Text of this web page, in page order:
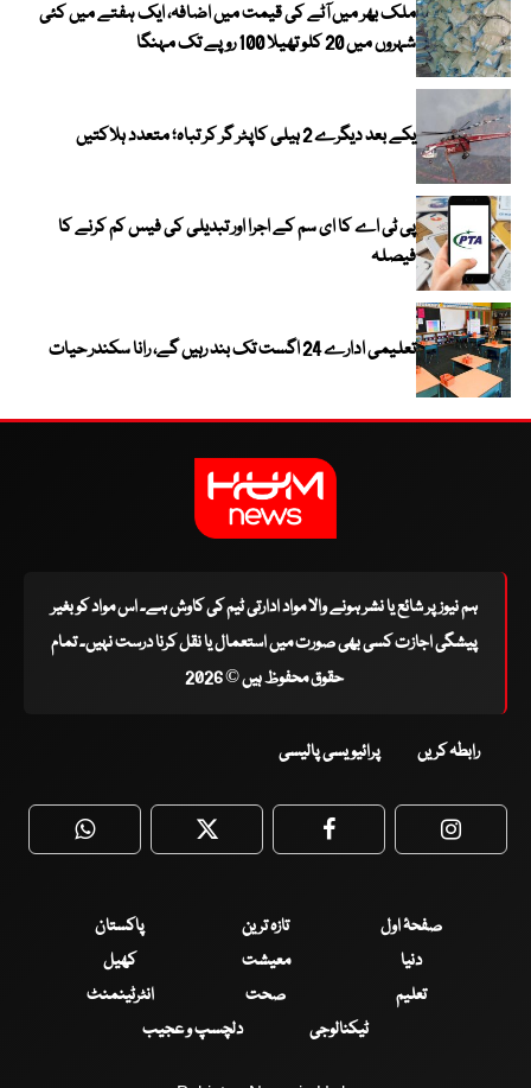
ملک بھر میں آٹے کی قیمت میں اضافہ، ایک ہفتے میں کئی
شہروں میں 20 کلو تھیلا 100 روپے تک مہنگا
یکے بعد دیگرے 2 ہیلی کاپٹر گر کر تباہ؛ متعدد ہلاکتیں
پی ٹی اے کا ای سم کے اجرا اور تبدیلی کی فیس کم کرنے کا
فیصلہ
تعلیمی ادارے 24 اگست تک بند رہیں گے، رانا سکندر حیات
ہم نیوز پر شائع یا نشر ہونے والا مواد ادارتی ٹیم کی کاوش ہے۔ اس مواد کو بغیر
پیشگی اجازت کسی بھی صورت میں استعمال یا نقل کرنا درست نہیں۔ تمام
حقوق محفوظ ہیں © 2026
رابطہ کریں پرائیویسی پالیسی
WhatsApp Twitter Facebook
صفحۂ اول تازہ ترین
پاکستان
دنیا
معیشت
کھیل
تعلیم
صحت
انٹرٹینمنٹ
ٹیکنالوجی
دلچسپ و عجیب